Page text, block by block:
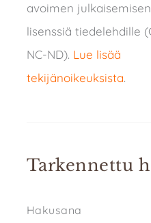
avoimen julkaisemisen
lisenssiä tiedelehdille
NC-ND). Lue lisää
tekijänoikeuksista.
Tarkennettu
Hakusana